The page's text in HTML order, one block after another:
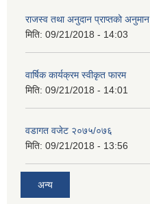
राजस्व तथा अनुदान प्राप्तको अनुमान
मिति: 09/21/2018 - 14:03
वार्षिक कार्यक्रम स्वीकृत फारम
मिति: 09/21/2018 - 14:01
वडागत वजेट २०७५/०७६
मिति: 09/21/2018 - 13:56
अन्य